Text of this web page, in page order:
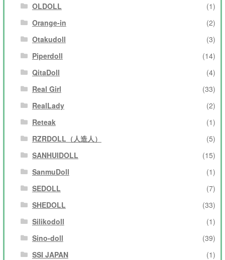
OLDOLL
(1)
Orange-in
(2)
Otakudoll
(3)
Piperdoll
(14)
QitaDoll
(4)
Real Girl
(33)
RealLady
(2)
Reteak
(1)
RZRDOLL（人造人）
(5)
SANHUIDOLL
(15)
SanmuDoll
(1)
SEDOLL
(7)
SHEDOLL
(33)
Silikodoll
(1)
Sino-doll
(39)
SSI JAPAN
(1)